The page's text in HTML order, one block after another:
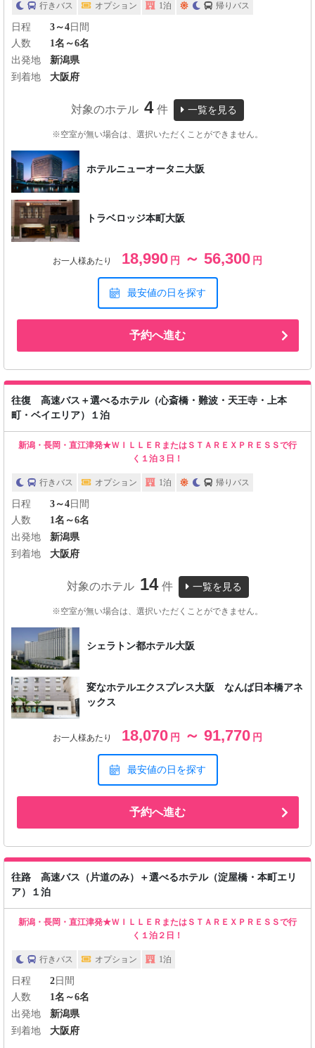
行きバス オプション 1泊 帰りバス
日程 3～4 日間
人数
1名～6名
出発地
新潟県
到着地
大阪府
対象のホテル 4 件 一覧を見る
※空室が無い場合は、選択いただくことができません。
ホテルニューオータニ大阪
トラベロッジ本町大阪
お一人様あたり 18,990 円 ～ 56,300 円
最安値の日を探す
予約へ進む
往復 高速バス＋選べるホテル（心斎橋・難波・天王寺・上本
町・ベイエリア）１泊
新潟・長岡・直江津発★ＷＩＬＬＥＲまたはＳＴＡＲＥＸＰＲＥＳＳで行
く１泊３日！
行きバス オプション 1泊 帰りバス
日程 3～4 日間
人数
1名～6名
出発地
新潟県
到着地
大阪府
対象のホテル 14 件 一覧を見る
※空室が無い場合は、選択いただくことができません。
シェラトン都ホテル大阪
変なホテルエクスプレス大阪 なんば日本橋アネ
ックス
お一人様あたり 18,070 円 ～ 91,770 円
最安値の日を探す
予約へ進む
往路 高速バス（片道のみ）＋選べるホテル（淀屋橋・本町エリ
ア）１泊
新潟・長岡・直江津発★ＷＩＬＬＥＲまたはＳＴＡＲＥＸＰＲＥＳＳで行
く１泊２日！
行きバス オプション 1泊
日程 2 日間
人数
1名～6名
出発地
新潟県
到着地
大阪府